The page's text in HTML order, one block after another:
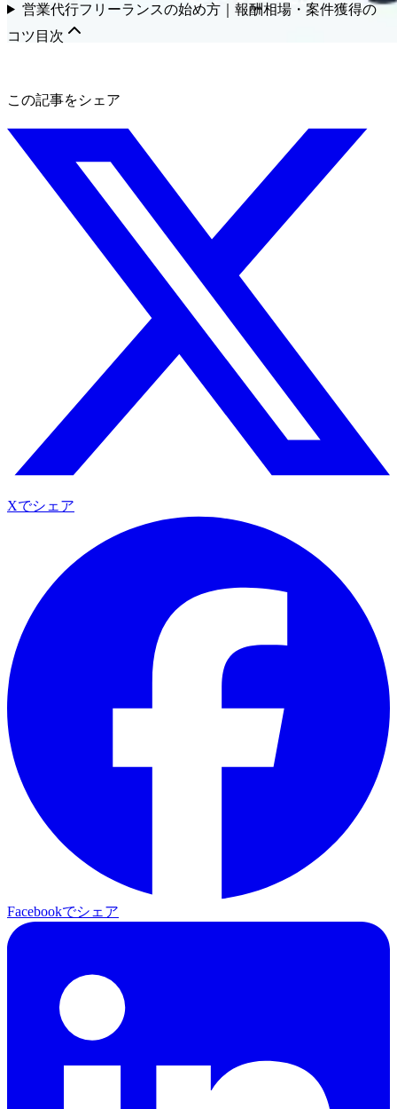
営業代行フリーランスの始め方｜報酬相場・案件獲得の
コツ 目次
この記事をシェア
Xでシェア
Facebookでシェア